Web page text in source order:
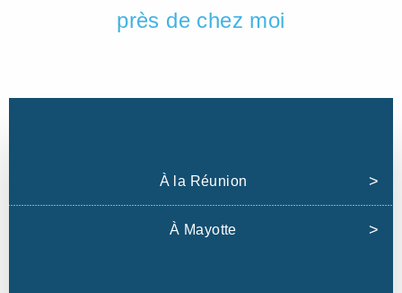
près de chez moi
À la Réunion
À Mayotte